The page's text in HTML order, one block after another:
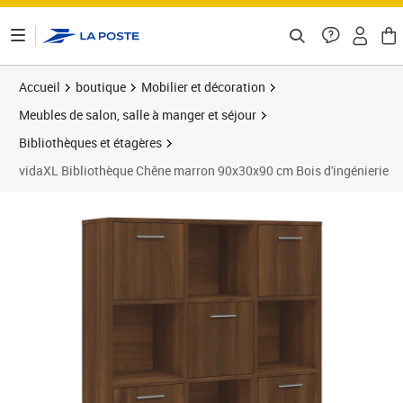
Accueil boutique
Mobilier et décoration
Meubles de salon, salle à manger et séjour
Bibliothèques et étagères
vidaXL Bibliothèque Chêne marron 90x30x90 cm Bois d'ingénierie